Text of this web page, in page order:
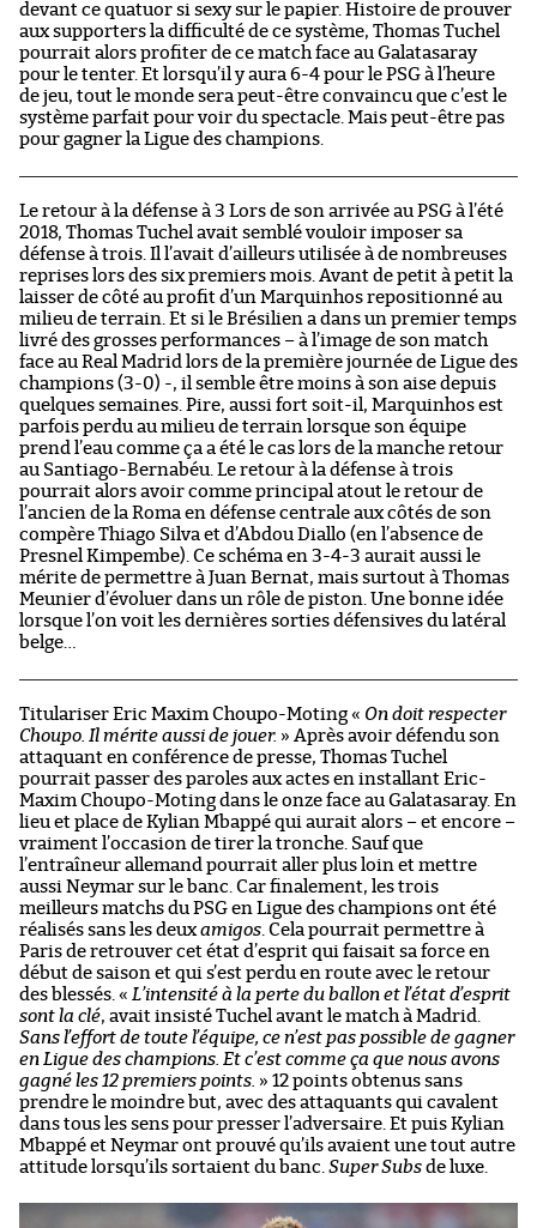
devant ce quatuor si sexy sur le papier. Histoire de prouver
aux supporters la difficulté de ce système, Thomas Tuchel
pourrait alors profiter de ce match face au Galatasaray
pour le tenter. Et lorsqu’il y aura 6-4 pour le PSG à l’heure
de jeu, tout le monde sera peut-être convaincu que c’est le
système parfait pour voir du spectacle. Mais peut-être pas
pour gagner la Ligue des champions.
Le retour à la défense à 3 Lors de son arrivée au PSG à l’été
2018, Thomas Tuchel avait semblé vouloir imposer sa
défense à trois. Il l’avait d’ailleurs utilisée à de nombreuses
reprises lors des six premiers mois. Avant de petit à petit la
laisser de côté au profit d’un Marquinhos repositionné au
milieu de terrain. Et si le Brésilien a dans un premier temps
livré des grosses performances – à l’image de son match
face au Real Madrid lors de la première journée de Ligue des
champions (3-0) -, il semble être moins à son aise depuis
quelques semaines. Pire, aussi fort soit-il, Marquinhos est
parfois perdu au milieu de terrain lorsque son équipe
prend l’eau comme ça a été le cas lors de la manche retour
au Santiago-Bernabéu. Le retour à la défense à trois
pourrait alors avoir comme principal atout le retour de
l’ancien de la Roma en défense centrale aux côtés de son
compère Thiago Silva et d’Abdou Diallo (en l’absence de
Presnel Kimpembe). Ce schéma en 3-4-3 aurait aussi le
mérite de permettre à Juan Bernat, mais surtout à Thomas
Meunier d’évoluer dans un rôle de piston. Une bonne idée
lorsque l’on voit les dernières sorties défensives du latéral
belge…
Titulariser Eric Maxim Choupo-Moting « On doit respecter
Choupo. Il mérite aussi de jouer. » Après avoir défendu son
attaquant en conférence de presse, Thomas Tuchel
pourrait passer des paroles aux actes en installant Eric-
Maxim Choupo-Moting dans le onze face au Galatasaray. En
lieu et place de Kylian Mbappé qui aurait alors – et encore –
vraiment l’occasion de tirer la tronche. Sauf que
l’entraîneur allemand pourrait aller plus loin et mettre
aussi Neymar sur le banc. Car finalement, les trois
meilleurs matchs du PSG en Ligue des champions ont été
réalisés sans les deuxamigos. Cela pourrait permettre à
Paris de retrouver cet état d’esprit qui faisait sa force en
début de saison et qui s’est perdu en route avec le retour
des blessés. « L’intensité à la perte du ballon et l’état d’esprit
sont la clé, avait insisté Tuchel avant le match à Madrid.
Sans l’effort de toute l’équipe, ce n’est pas possible de gagner
en Ligue des champions. Et c’est comme ça que nous avons
gagné les 12 premiers points. » 12 points obtenus sans
prendre le moindre but, avec des attaquants qui cavalent
dans tous les sens pour presser l’adversaire. Et puis Kylian
Mbappé et Neymar ont prouvé qu’ils avaient une tout autre
attitude lorsqu’ils sortaient du banc. Super Subs de luxe.